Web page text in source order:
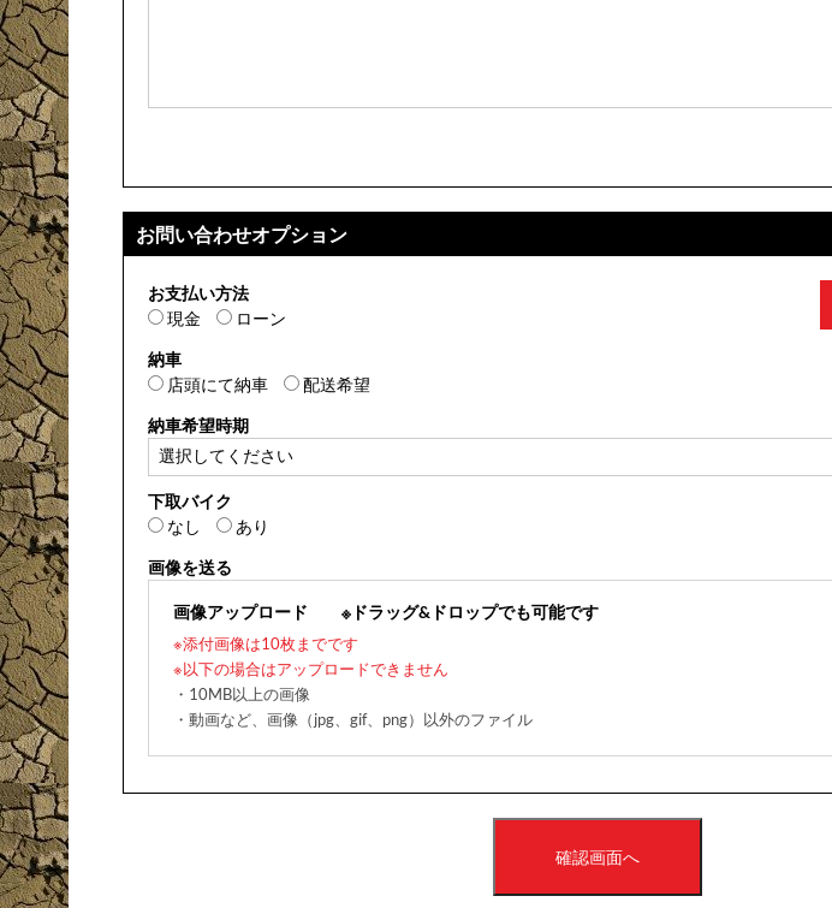
お問い合わせオプション
お支払い方法
現金
ローン
納車
店頭にて納車
配送希望
納車希望時期
下取バイク
なし
あり
画像を送る
画像アップロード ※ドラッグ&ドロップでも可能です
※添付画像は10枚までです
※以下の場合はアップロードできません
・10MB以上の画像
・動画など、画像（jpg、gif、png）以外のファイル
確認画面へ